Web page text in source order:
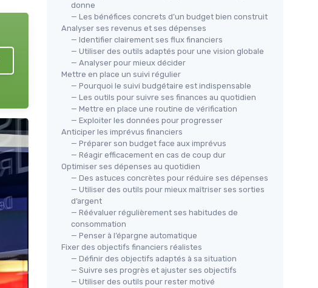
donne
— Les bénéfices concrets d’un budget bien construit
Analyser ses revenus et ses dépenses
— Identifier clairement ses flux financiers
— Utiliser des outils adaptés pour une vision globale
— Analyser pour mieux décider
Mettre en place un suivi régulier
— Pourquoi le suivi budgétaire est indispensable
— Les outils pour suivre ses finances au quotidien
— Mettre en place une routine de vérification
— Exploiter les données pour progresser
Anticiper les imprévus financiers
— Préparer son budget face aux imprévus
— Réagir efficacement en cas de coup dur
Optimiser ses dépenses au quotidien
— Des astuces concrètes pour réduire ses dépenses
— Utiliser des outils pour mieux maîtriser ses sorties
d’argent
— Réévaluer régulièrement ses habitudes de
consommation
— Penser à l’épargne automatique
Fixer des objectifs financiers réalistes
— Définir des objectifs adaptés à sa situation
— Suivre ses progrès et ajuster ses objectifs
— Utiliser des outils pour rester motivé